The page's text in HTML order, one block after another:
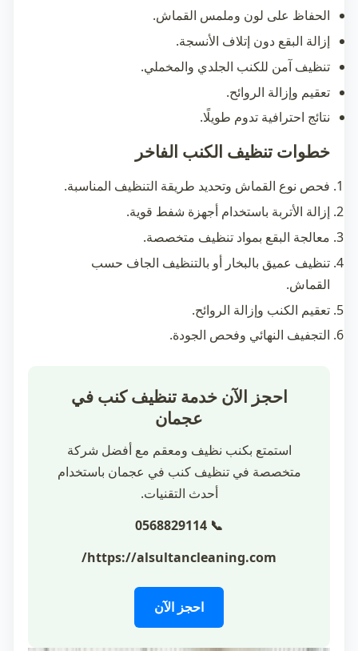
الحفاظ على لون وملمس القماش.
إزالة البقع دون إتلاف الأنسجة.
تنظيف آمن للكنب الجلدي والمخملي.
تعقيم وإزالة الروائح.
نتائج احترافية تدوم طويلًا.
خطوات تنظيف الكنب الفاخر
فحص نوع القماش وتحديد طريقة التنظيف المناسبة.
إزالة الأتربة باستخدام أجهزة شفط قوية.
معالجة البقع بمواد تنظيف متخصصة.
تنظيف عميق بالبخار أو بالتنظيف الجاف حسب
القماش.
تعقيم الكنب وإزالة الروائح.
التجفيف النهائي وفحص الجودة.
احجز الآن خدمة تنظيف كنب في
عجمان
استمتع بكنب نظيف ومعقم مع أفضل شركة
متخصصة في تنظيف كنب في عجمان باستخدام
أحدث التقنيات.
📞 0568829114
https://alsultancleaning.com/
احجز الآن